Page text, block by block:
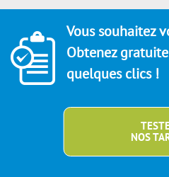
Vous souhaitez
Obtenez
quelques clics !
NOS